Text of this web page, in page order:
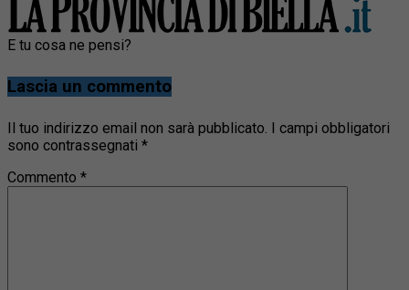
E tu cosa ne pensi?
Lascia un commento
Il tuo indirizzo email non sarà pubblicato. I campi obbligatori
sono contrassegnati *
Commento *